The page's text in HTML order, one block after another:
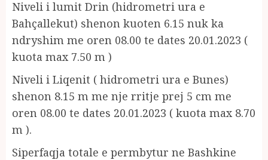
Niveli i lumit Drin (hidrometri ura e
Bahçallekut) shenon kuoten 6.15 nuk ka
ndryshim me oren 08.00 te dates 20.01.2023 (
kuota max 7.50 m )
Niveli i Liqenit ( hidrometri ura e Bunes)
shenon 8.15 m me nje rritje prej 5 cm me
oren 08.00 te dates 20.01.2023 ( kuota max 8.70
m ).
Siperfaqja totale e permbytur ne Bashkine